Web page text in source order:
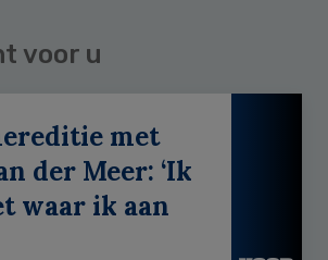
voor u
met
der Meer: ‘Ik
waar ik aan